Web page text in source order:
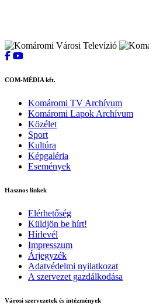
COM-MÉDIA kft.
Komáromi TV Archívum
Komáromi Lapok Archívum
Közélet
Sport
Kultúra
Képgaléria
Események
Hasznos linkek
Elérhetőség
Küldjön be hírt!
Hírlevél
Impresszum
Árjegyzék
Adatvédelmi nyilatkozat
A szervezet gazdálkodása
Városi szervezetek és intézmények